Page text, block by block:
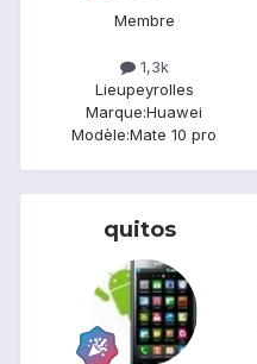
Membre
1,3k
Lieupeyrolles
Marque:Huawei
Modèle:Mate 10 pro
quitos